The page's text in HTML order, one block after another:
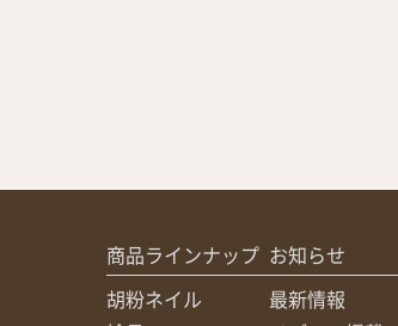
商品ラインナップ
胡粉ネイル
お知らせ
最新情報